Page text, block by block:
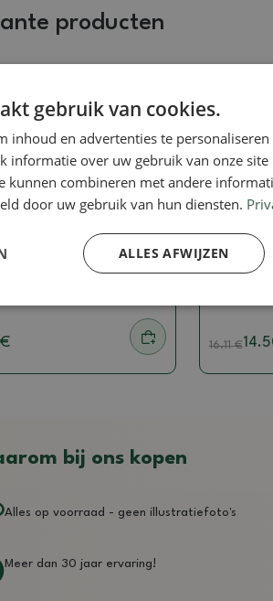
producten
30 x 24,5 x 8
kleur
cm, grijs
16.11€
bij ons kopen
Alles op voorraad - geen illustratiefoto's
Meer dan 30 jaar ervaring!
gebruik van cookies.
inhoud en advertenties te
informatie over uw gebruik van onze
kunnen combineren met andere
door uw gebruik van hun diensten.
ALLES AFWIJZEN